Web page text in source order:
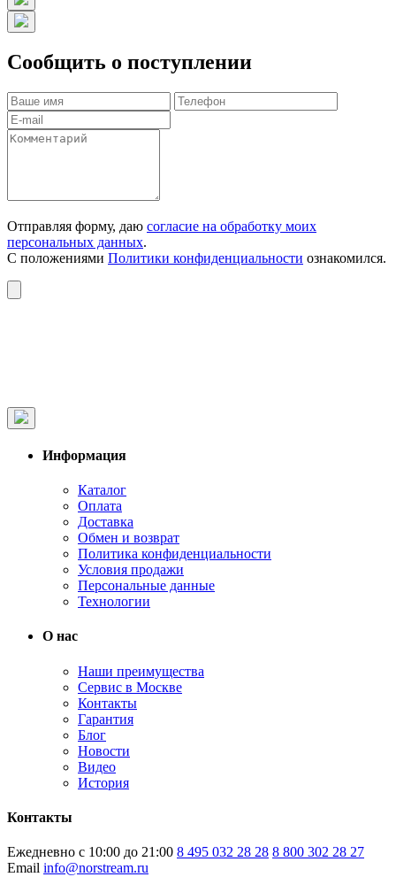
Сообщить о поступлении
Отправляя форму, даю согласие на обработку моих
персональных данных.
С положениями Политики конфиденциальности ознакомился.
Информация
Каталог
Оплата
Доставка
Обмен и возврат
Политика конфиденциальности
Условия продажи
Персональные данные
Технологии
О нас
Наши преимущества
Сервис в Москве
Контакты
Гарантия
Блог
Новости
Видео
История
Контакты
Ежедневно с 10:00 до 21:00 8 495 032 28 28 8 800 302 28 27
Email info@norstream.ru